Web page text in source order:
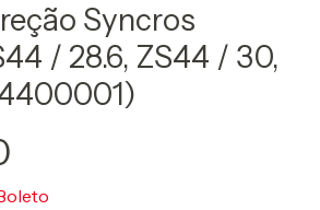
Syncros
/ 28.6, ZS44 / 30,